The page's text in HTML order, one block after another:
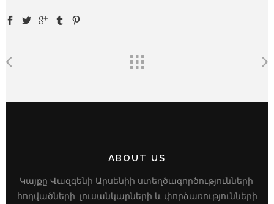
ABOUT US
Կայքը Վազգենի Արսենիի ստեղծագործությունների,
հոդվածների, լուսանկարների և փորձառությունների